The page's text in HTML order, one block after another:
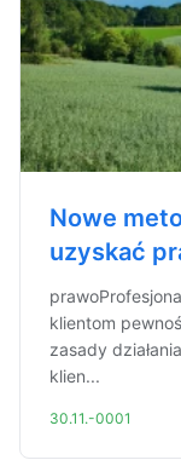
Nowe
uzyskać
klientom
zasady
klien...
30.11.-0001